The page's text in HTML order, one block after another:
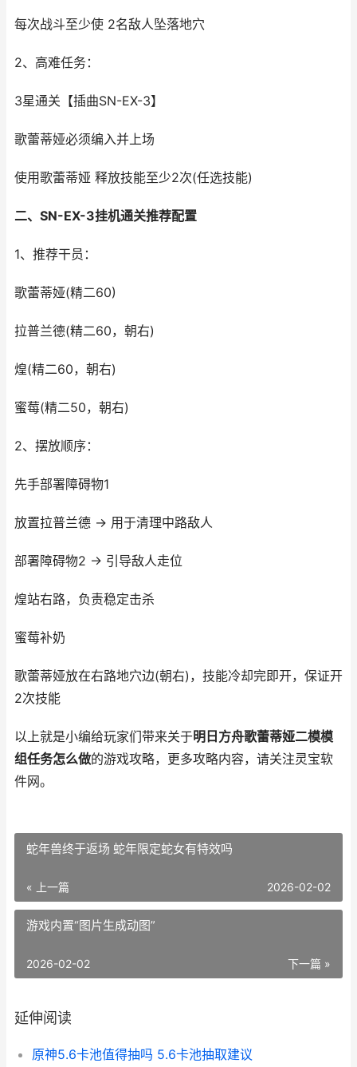
每次战斗至少使 2名敌人坠落地穴
2、高难任务：
3星通关【插曲SN-EX-3】
歌蕾蒂娅必须编入并上场
使用歌蕾蒂娅 释放技能至少2次(任选技能)
二、SN-EX-3挂机通关推荐配置
1、推荐干员：
歌蕾蒂娅(精二60)
拉普兰德(精二60，朝右)
煌(精二60，朝右)
蜜莓(精二50，朝右)
2、摆放顺序：
先手部署障碍物1
放置拉普兰德 → 用于清理中路敌人
部署障碍物2 → 引导敌人走位
煌站右路，负责稳定击杀
蜜莓补奶
歌蕾蒂娅放在右路地穴边(朝右)，技能冷却完即开，保证开
2次技能
以上就是小编给玩家们带来关于明日方舟歌蕾蒂娅二模模
组任务怎么做的游戏攻略，更多攻略内容，请关注灵宝软
件网。
蛇年兽终于返场 蛇年限定蛇女有特效吗
« 上一篇 2026-02-02
游戏内置“图片生成动图”
下一篇 »
2026-02-02
延伸阅读
原神5.6卡池值得抽吗 5.6卡池抽取建议